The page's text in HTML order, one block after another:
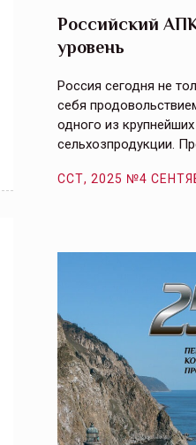
Российский
уровень
Россия сегодня не
себя
одного из
сельхозпродукции.
ССТ, 2025 №4